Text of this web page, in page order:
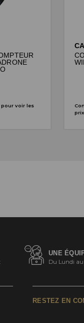
pour voir les
UNE
Du Lundi
RESTEZ EN